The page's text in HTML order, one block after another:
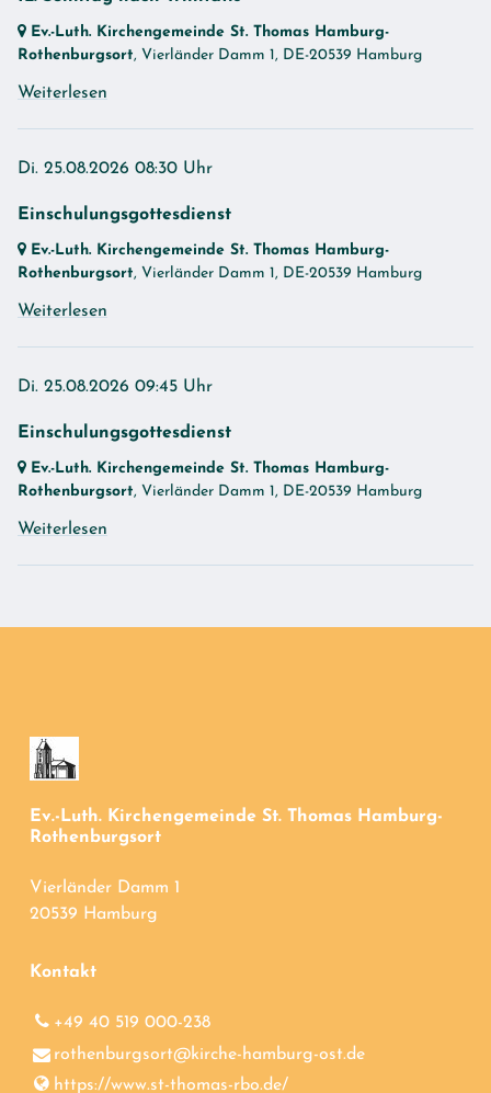
Ev.-Luth. Kirchengemeinde St. Thomas Hamburg-
Rothenburgsort, Vierländer Damm 1, DE-20539 Hamburg
Weiterlesen
Di. 25.08.2026 08:30 Uhr
Einschulungsgottesdienst
Ev.-Luth. Kirchengemeinde St. Thomas Hamburg-
Rothenburgsort, Vierländer Damm 1, DE-20539 Hamburg
Weiterlesen
Di. 25.08.2026 09:45 Uhr
Einschulungsgottesdienst
Ev.-Luth. Kirchengemeinde St. Thomas Hamburg-
Rothenburgsort, Vierländer Damm 1, DE-20539 Hamburg
Weiterlesen
Ev.-Luth. Kirchengemeinde St. Thomas Hamburg-
Rothenburgsort
Vierländer Damm 1
20539 Hamburg
Kontakt
+49 40 519 000-238
rothenburgsort@​kirche-hamburg-ost.​de
https://www.​st-thomas-rbo.​de/